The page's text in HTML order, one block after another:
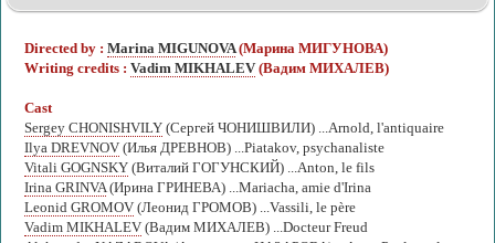
Directed by : Marina MIGUNOVA (Марина МИГУНОВА)
Writing credits : Vadim MIKHALEV (Вадим МИХАЛЕВ)
Cast
Sergey CHONISHVILY (Сергей ЧОНИШВИЛИ) ...Arnold, l'antiquaire
Ilya DREVNOV (Илья ДРЕВНОВ) ...Piatakov, psychanaliste
Vitali GOGNSKY (Виталий ГОГУНСКИЙ) ...Anton, le fils
Irina GRINVA (Ирина ГРИНЕВА) ...Mariacha, amie d'Irina
Leonid GROMOV (Леонид ГРОМОВ) ...Vassili, le père
Vadim MIKHALEV (Вадим МИХАЛЕВ) ...Docteur Freud